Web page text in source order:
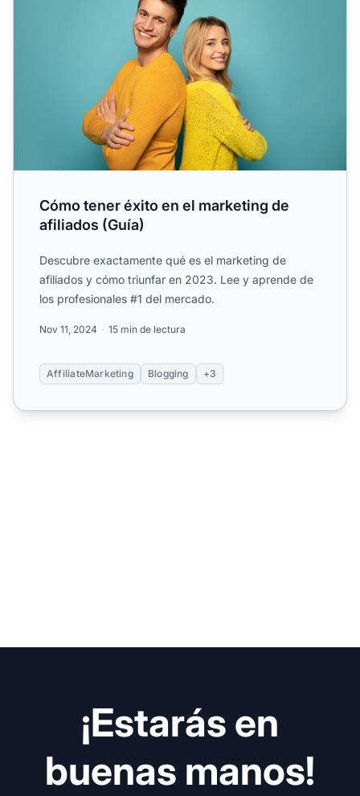
Cómo tener éxito en el marketing de
afiliados (Guía)
Descubre exactamente qué es el marketing de
afiliados y cómo triunfar en 2023. Lee y aprende de
los profesionales #1 del mercado.
Nov 11, 2024 15 min de lectura
AffiliateMarketing Blogging +3
¡Estarás en
buenas manos!